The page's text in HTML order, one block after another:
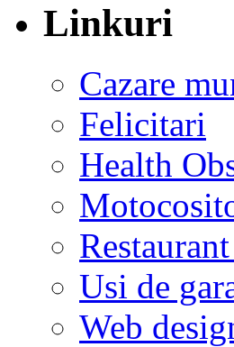
Linkuri
Cazare
Felicitari
Health
Usi de
Web